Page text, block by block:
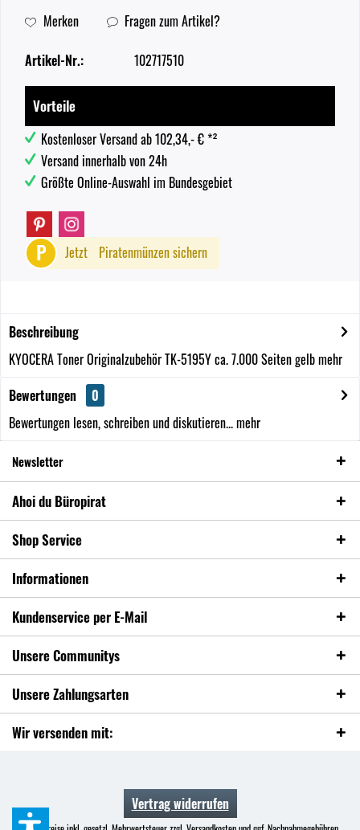
Merken Fragen zum Artikel?
Artikel-Nr.: 102717510
Vorteile
Kostenloser Versand ab 102,34,- € *²
Versand innerhalb von 24h
Größte Online-Auswahl im Bundesgebiet
P Jetzt Piratenmünzen sichern
Beschreibung
KYOCERA Toner Originalzubehör TK-5195Y ca. 7.000 Seiten gelbmehr
Bewertungen
0
Bewertungen lesen, schreiben und diskutieren...mehr
Newsletter
Ahoi du Büropirat
Shop Service
Informationen
Kundenservice per E-Mail
Unsere Communitys
Unsere Zahlungsarten
Wir versenden mit:
Vertrag widerrufen